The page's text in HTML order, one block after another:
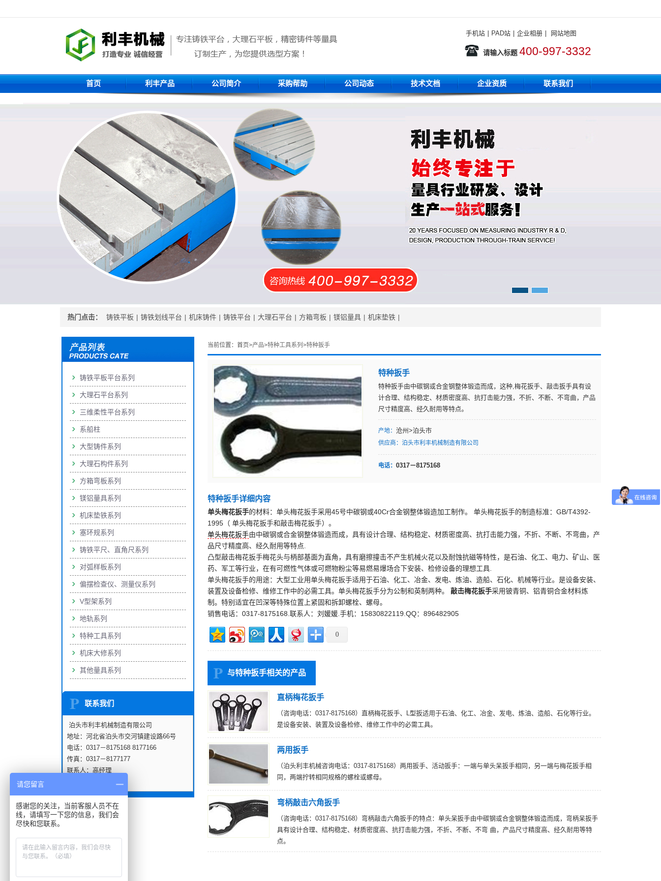
手机站 PAD站 企业相册 网站地图
请输入标题 400-997-3332
首页 利丰产品 公司简介 采购帮助 公司动态 技术文档 企业资质 联系我们
热门点击： 铸铁平板 | 铸铁划线平台 | 机床铸件 | 铸铁平台 | 大理石平台 | 方箱弯板 | 镁铝量具 | 机床垫铁 |
当前位置： 首页>产品>特种工具系列 >特种扳手
特种扳手
特种扳手由中碳钢或合金钢整体锻造而成，这种,梅花扳手、敲击扳手具有设
计合理、结构稳定、材质密度高、抗打击能力强，不折、不断、不弯曲，产品
尺寸精度高、经久耐用等特点。
产地： 沧州>泊头市
供应商： 泊头市利丰机械制造有限公司
电话： 0317－8175168
特种扳手详细内容
单头梅花扳手的材料：单头梅花扳手采用45号中碳钢或40Cr合金钢整体锻造加工制作。 单头梅花扳手的制造标准：GB/T4392-
1995（ 单头梅花扳手和敲击梅花扳手）。
单头梅花扳手由中碳钢或合金钢整体锻造而成，具有设计合理、结构稳定、材质密度高、抗打击能力强，不折、不断、不弯曲，产
品尺寸精度高、经久耐用等特点.
凸型敲击梅花扳手梅花头与柄部基面为直角，具有磨擦撞击不产生机械火花以及耐蚀抗磁等特性，是石油、化工、电力、矿山、医
药、军工等行业，在有可燃性气体或可燃物粉尘等易燃易爆场合下安装、检修设备的理想工具.
单头梅花扳手的用途：大型工业用单头梅花扳手适用于石油、化工、冶金、发电、炼油、造船、石化、机械等行业。是设备安装、
装置及设备检修、维修工作中的必需工具。单头梅花扳手分为公制和英制两种。 敲击梅花扳手采用铍青铜、铝青铜合金材料炼
制。特别适宜在凹深等特殊位置上紧固和拆卸螺栓、螺母。
销售电话：0317-8175168.联系人：刘媛媛.手机：15830822119.QQ：896482905
0
与特种扳手相关的产品
直柄梅花扳手
（咨询电话：0317-8175168）直柄梅花扳手、L型扳适用于石油、化工、冶金、发电、炼油、造船、石化等行业。
是设备安装、装置及设备检修、维修工作中的必需工具。
两用扳手
（泊头利丰机械咨询电话：0317-8175168）两用扳手、活动扳手：一端与单头呆扳手相同，另一端与梅花扳手相
同，两端拧转相同规格的螺栓或螺母。
弯柄敲击六角扳手
（咨询电话：0317-8175168）弯柄敲击六角扳手的特点：单头呆扳手由中碳钢或合金钢整体锻造而成，弯柄呆扳手
具有设计合理、结构稳定、材质密度高、抗打击能力强，不折、不断、不弯 曲，产品尺寸精度高、经久耐用等特
点。
铸铁平板平台系列
大理石平台系列
三维柔性平台系列
系船柱
大型铸件系列
大理石构件系列
方箱弯板系列
镁铝量具系列
机床垫铁系列
塞环规系列
铸铁平尺、直角尺系列
对弧样板系列
偏摆检查仪、测量仪系列
V型架系列
地轨系列
特种工具系列
机床大修系列
其他量具系列
联系我们
泊头市利丰机械制造有限公司
地址：河北省泊头市交河镇建设路66号
电话：0317－8175168 8177166
传真：0317－8177177
联系人：高经理
请您留言
感谢您的关注，当前客服人员不在
线，请填写一下您的信息，我们会
尽快和您联系。